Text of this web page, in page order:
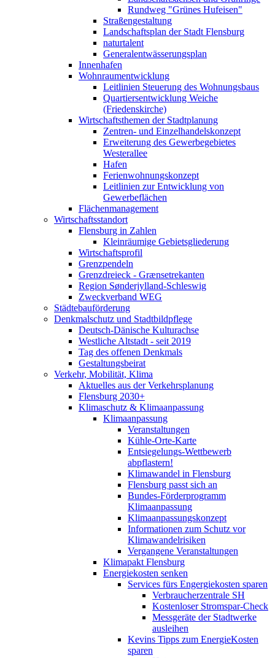
Rundweg "Grünes Hufeisen"
Straßengestaltung
Landschaftsplan der Stadt Flensburg
naturtalent
Generalentwässerungsplan
Innenhafen
Wohnraumentwicklung
Leitlinien Steuerung des Wohnungsbaus
Quartiersentwicklung Weiche
(Friedenskirche)
Wirtschaftsthemen der Stadtplanung
Zentren- und Einzelhandelskonzept
Erweiterung des Gewerbegebietes
Westerallee
Hafen
Ferienwohnungskonzept
Leitlinien zur Entwicklung von
Gewerbeflächen
Flächenmanagement
Wirtschaftsstandort
Flensburg in Zahlen
Kleinräumige Gebietsgliederung
Wirtschaftsprofil
Grenzpendeln
Grenzdreieck - Grænsetrekanten
Region Sønderjylland-Schleswig
Zweckverband WEG
Städtebauförderung
Denkmalschutz und Stadtbildpflege
Deutsch-Dänische Kulturachse
Westliche Altstadt - seit 2019
Tag des offenen Denkmals
Gestaltungsbeirat
Verkehr, Mobilität, Klima
Aktuelles aus der Verkehrsplanung
Flensburg 2030+
Klimaschutz & Klimaanpassung
Klimaanpassung
Veranstaltungen
Kühle-Orte-Karte
Entsiegelungs-Wettbewerb
abpflastern!
Klimawandel in Flensburg
Flensburg passt sich an
Bundes-Förderprogramm
Klimaanpassung
Klimaanpassungskonzept
Informationen zum Schutz vor
Klimawandelrisiken
Vergangene Veranstaltungen
Klimapakt Flensburg
Energiekosten senken
Services fürs Engergiekosten sparen
Verbraucherzentrale SH
Kostenloser Stromspar-Check
Messgeräte der Stadtwerke
ausleihen
Kevins Tipps zum EnergieKosten
sparen